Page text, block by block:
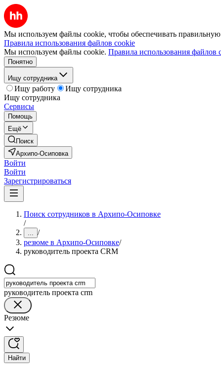
Мы используем файлы cookie, чтобы обеспечивать правильную
Правила использования файлов cookie
Мы используем файлы cookie. Правила использования файлов
Понятно
Ищу сотрудника
Ищу работу
Ищу сотрудника
Ищу сотрудника
Сервисы
Помощь
Ещё
Поиск
Архипо-Осиповка
Войти
Войти
Зарегистрироваться
Поиск сотрудников в Архипо-Осиповке
/
... /
резюме в Архипо-Осиповке/
руководитель проекта CRM
руководитель проекта crm
Резюме
Найти